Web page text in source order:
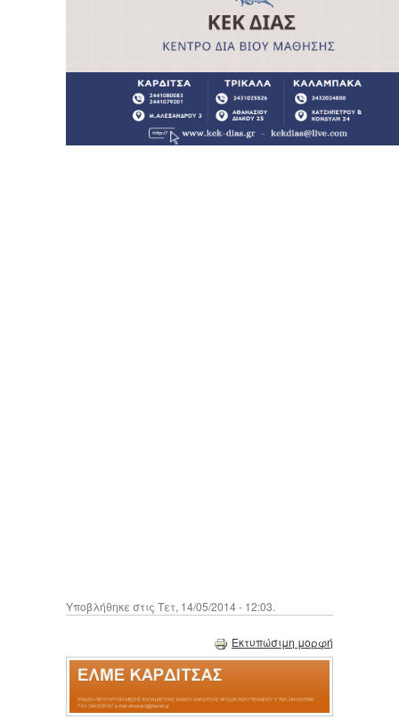
Υποβλήθηκε στις Τετ, 14/05/2014 - 12:03.
Εκτυπώσιμη μορφή